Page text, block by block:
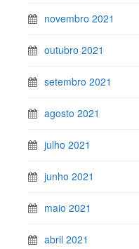
novembro 2021
outubro 2021
setembro 2021
agosto 2021
julho 2021
junho 2021
maio 2021
abril 2021